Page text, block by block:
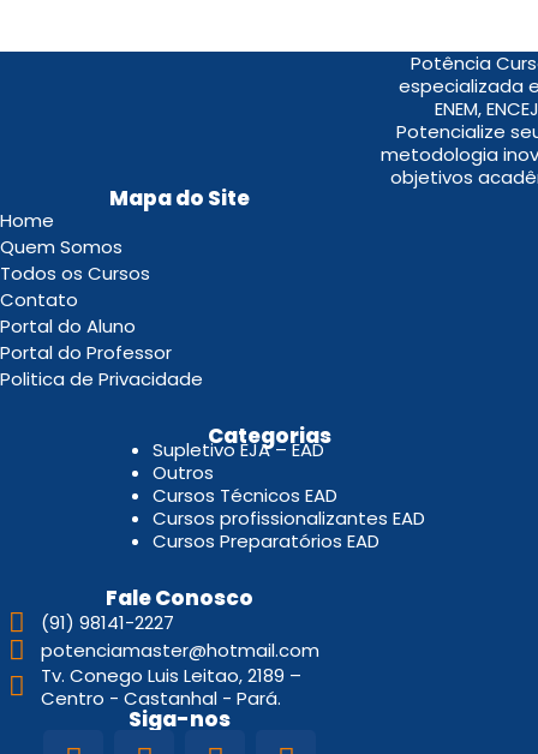
Potência
especializada
ENEM,
Potencialize
metodologia
objetivos
Mapa do Site
Home
Quem Somos
Todos os Cursos
Contato
Portal do Aluno
Portal do Professor
Politica de Privacidade
Categorias
Supletivo EJA – EAD
Outros
Cursos Técnicos EAD
Cursos profissionalizantes EAD
Cursos Preparatórios EAD
Fale Conosco
(91) 98141-2227
potenciamaster@hotmail.com
Tv. Conego Luis Leitao, 2189 –
Centro - Castanhal - Pará.
Siga-nos